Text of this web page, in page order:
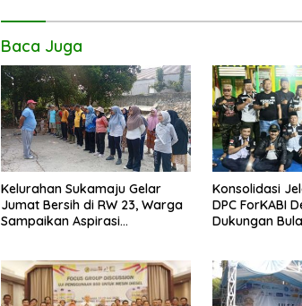
Baca Juga
Kelurahan Sukamaju Gelar
Jumat Bersih di RW 23, Warga
Sampaikan Aspirasi
Konsolidasi
DPC ForKABI
Dukungan